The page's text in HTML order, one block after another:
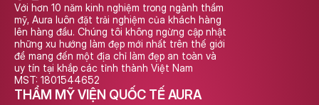
Với hơn 10 năm kinh nghiệm trong ngành thẩm
mỹ, Aura luôn đặt trải nghiệm của khách hàng
lên hàng đầu. Chúng tôi không ngừng cập nhật
những xu hướng làm đẹp mới nhất trên thế giới
để mang đến một địa chỉ làm đẹp an toàn và
uy tín tại khắp các tỉnh thành Việt Nam
MST: 1801544652
THẨM MỸ VIỆN QUỐC TẾ AURA